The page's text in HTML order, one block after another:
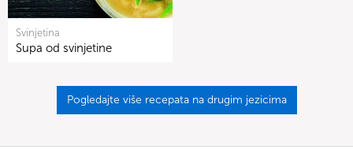
Svinjetina
Supa od svinjetine
Pogledajte više recepata na drugim jezicima